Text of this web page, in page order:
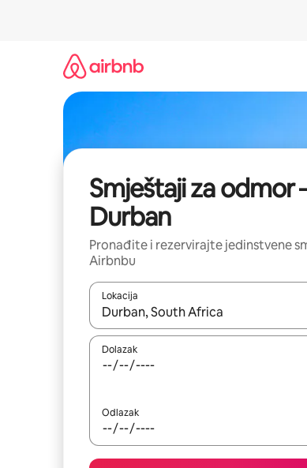
Smještaji za odmor
Durban
Pronađite i rezervirajte jedinstvene
Airbnbu
Lokacija
Kada budu dostupni rezultati, moći
Dolazak
Odlazak